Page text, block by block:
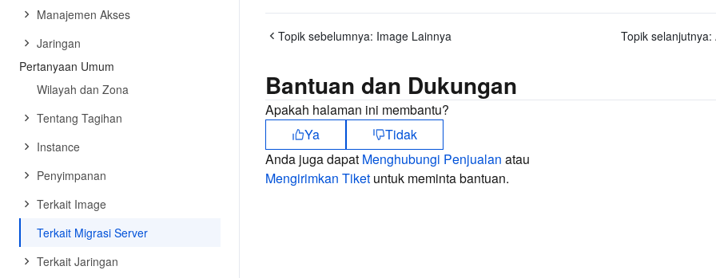
Manajemen Akses
Jaringan
Pertanyaan Umum
Wilayah dan Zona
Tentang Tagihan
Instance
Penyimpanan
Terkait Image
Terkait Migrasi Server
Terkait Jaringan
Topik sebelumnya: Image Lainnya Topik selanjutnya:
Bantuan dan Dukungan
Apakah halaman ini membantu?
Ya
Tidak
Anda juga dapat Menghubungi Penjualan atau
Mengirimkan Tiket untuk meminta bantuan.